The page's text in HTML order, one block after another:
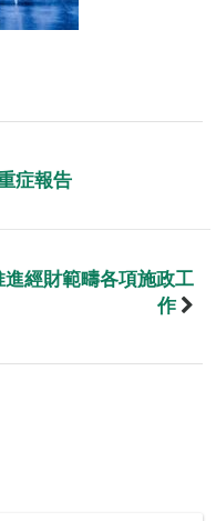
症報告
經財範疇各項施政工
作